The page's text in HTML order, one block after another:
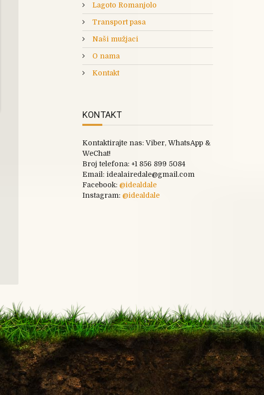
Lagoto Romanjolo
Transport pasa
Naši mužjaci
O nama
Kontakt
KONTAKT
Kontaktirajte nas: Viber, WhatsApp &
WeChat!
Broj telefona: +1 856 899 5084
Email: idealairedale@gmail.com
Facebook: @idealdale
Instagram: @idealdale